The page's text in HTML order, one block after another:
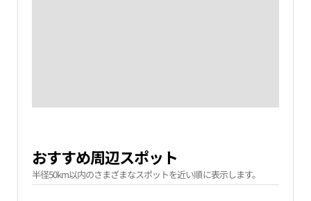
おすすめ周辺スポット
半径50km以内のさまざまなスポットを近い順に表示します。